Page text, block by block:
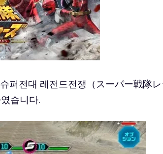
퍼전대 레전드전쟁（スーパー戦隊
습니다.